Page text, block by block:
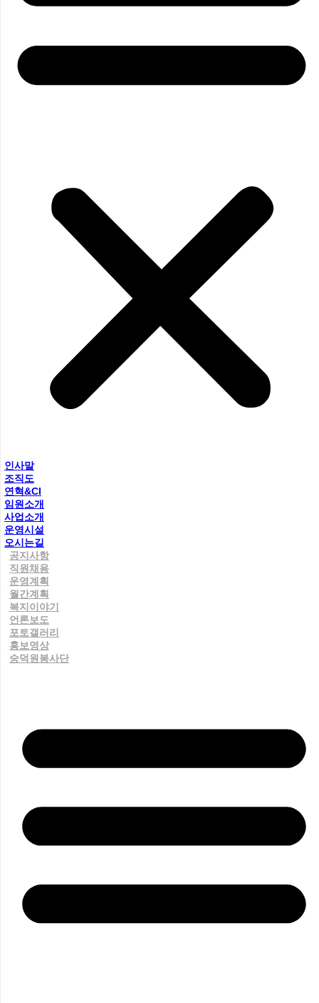
인사말
조직도
연혁&CI
임원소개
사업소개
운영시설
오시는길
공지사항
직원채용
운영계획
월간계획
복지이야기
언론보도
포토갤러리
홍보영상
숭덕원봉사단